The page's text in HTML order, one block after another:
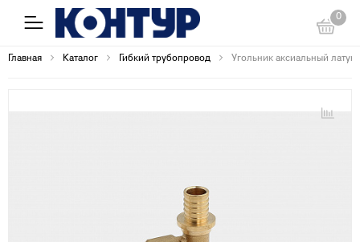
0
Главная Каталог Гибкий трубопровод Угольник аксиальный